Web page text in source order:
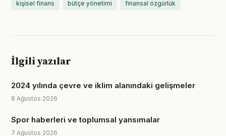
kişisel finans bütçe yönetimi finansal özgürlük
İlgili yazılar
2024 yılında çevre ve iklim alanındaki gelişmeler
8 Ağustos 2026
Spor haberleri ve toplumsal yansımalar
7 Ağustos 2026